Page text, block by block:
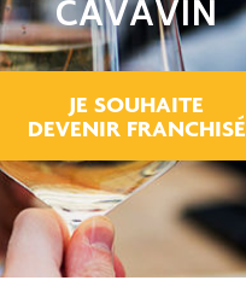
CAVAVIN
JE SOUHAITE
DEVENIR FRANCHISÉ